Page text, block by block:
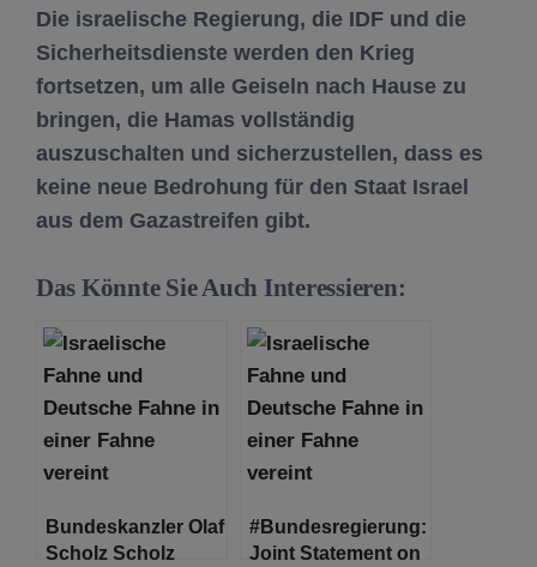
Die israelische Regierung, die IDF und die
Sicherheitsdienste werden den Krieg
fortsetzen, um alle Geiseln nach Hause zu
bringen, die Hamas vollständig
auszuschalten und sicherzustellen, dass es
keine neue Bedrohung für den Staat Israel
aus dem Gazastreifen gibt.
Das Könnte Sie Auch Interessieren:
Bundeskanzler Olaf
Scholz Scholz
#Bundesregierung:
Joint Statement on